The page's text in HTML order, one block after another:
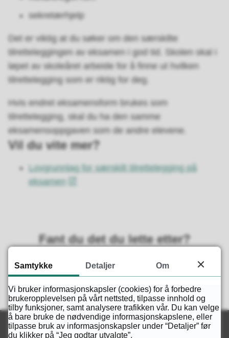
sekretærhjelp
Det er viktig at du søker om den særskilte
tilretteleggingen av eksamen i god tid. Skolen skal i
løpet av skoleåret arbeide for å finne ut hvilken
tilrettelegging som er riktig for deg.
Hvis endret eksamensform brukes som
tilrettelegging, skal du ha den samme
eksamensoppgaven som de andre elevene.
Vil du vite mer?
Lovgrunnlag for særskilt tilrettelegging på
eksamen
Fant du det du lette etter?
Ja
Samtykke Detaljer Om
Vi bruker informasjonskapsler (cookies) for å forbedre
brukeropplevelsen på vårt nettsted, tilpasse innhold og
tilby funksjoner, samt analysere trafikken vår. Du kan velge
å bare bruke de nødvendige informasjonskapslene, eller
tilpasse bruk av informasjonskapsler under “Detaljer” før
du klikker på “Jeg godtar utvalgte”.